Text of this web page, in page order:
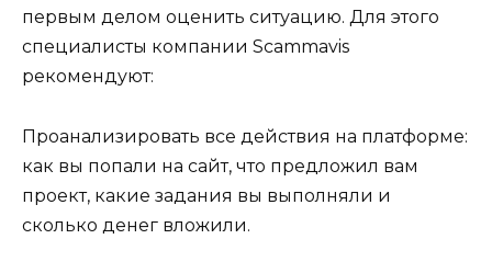
первым делом оценить ситуацию. Для этого
специалисты компании Scammavis
рекомендуют:
Проанализировать все действия на платформе:
как вы попали на сайт, что предложил вам
проект, какие задания вы выполняли и
сколько денег вложили.